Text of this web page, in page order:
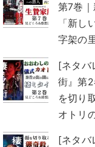
第7巻
「新し
字架の
[ネタバ
街』第
を切り
オトリ
[ネタバ